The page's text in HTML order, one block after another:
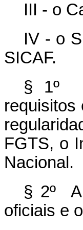
III - o
IV - o
SICAF.
§ 1º
requisitos
FGTS, o
Nacional.
§ 2º A
oficiais e